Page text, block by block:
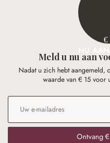
€
NU
Meld u nu aan
Nadat u zich hebt aangemeld,
waarde van € 15 voor
E-mailadres
Ontvang